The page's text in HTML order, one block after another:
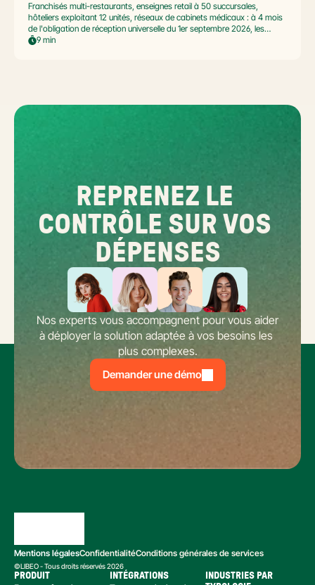
Franchisés multi-restaurants, enseignes retail à 50 succursales,
hôteliers exploitant 12 unités, réseaux de cabinets médicaux : à 4 mois
de l'obligation de réception universelle du 1er septembre 2026, les
commerçants multi-établissement ont un défi spécifique. Ce guide
9 min
REPRENEZ LE
CONTRÔLE SUR VOS
DÉPENSES
Nos experts vous accompagnent pour vous aider
à déployer la solution adaptée à vos besoins les
plus complexes.
Demander une démo
Mentions légalesConfidentialitéConditions générales de services
©LIBEO - Tous droits réservés 2026
PRODUIT INTÉGRATIONS
INDUSTRIES PAR